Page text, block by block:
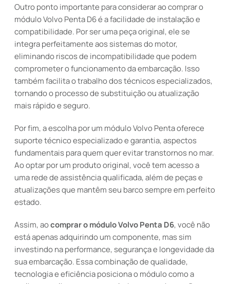
Outro ponto importante para considerar ao comprar o
módulo Volvo Penta D6 é a facilidade de instalação e
compatibilidade. Por ser uma peça original, ele se
integra perfeitamente aos sistemas do motor,
eliminando riscos de incompatibilidade que podem
comprometer o funcionamento da embarcação. Isso
também facilita o trabalho dos técnicos especializados,
tornando o processo de substituição ou atualização
mais rápido e seguro.
Por fim, a escolha por um módulo Volvo Penta oferece
suporte técnico especializado e garantia, aspectos
fundamentais para quem quer evitar transtornos no mar.
Ao optar por um produto original, você tem acesso a
uma rede de assistência qualificada, além de peças e
atualizações que mantêm seu barco sempre em perfeito
estado.
Assim, aocomprar o módulo Volvo Penta D6, você não
está apenas adquirindo um componente, mas sim
investindo na performance, segurança e longevidade da
sua embarcação. Essa combinação de qualidade,
tecnologia e eficiência posiciona o módulo como a